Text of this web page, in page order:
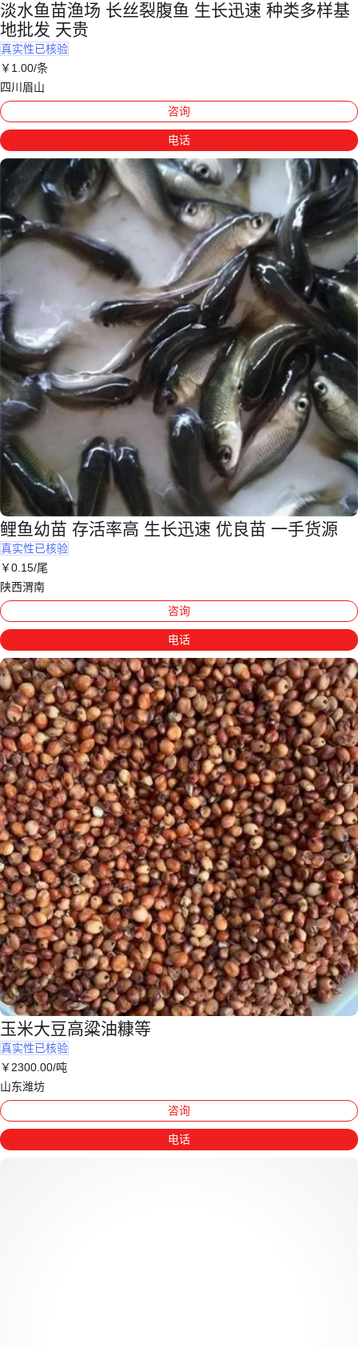
淡水鱼苗渔场 长丝裂腹鱼 生长迅速 种类多样基
地批发 天贵
真实性已核验
￥ 1.00/条
四川眉山
咨询
电话
鲤鱼幼苗 存活率高 生长迅速 优良苗 一手货源
真实性已核验
￥0.15/尾
陕西渭南
咨询
电话
玉米大豆高粱油糠等
真实性已核验
￥2300.00/吨
山东潍坊
咨询
电话